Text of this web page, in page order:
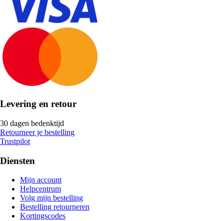
Levering en retour
30 dagen bedenktijd
Retourneer je bestelling
Trustpilot
Diensten
Mijn account
Helpcentrum
Volg mijn bestelling
Bestelling retourneren
Kortingscodes